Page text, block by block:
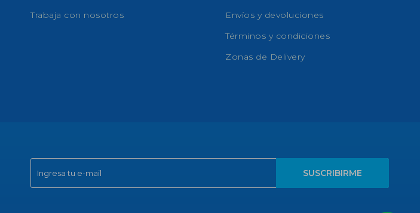
SUSCRIBIRME
Trabaja con nosotros
Envíos y devoluciones
Términos y condiciones
Zonas de Delivery